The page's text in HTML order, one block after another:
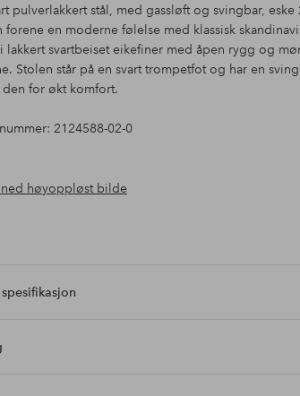
pulverlakkert stål, med gassløft og svingbar,
forene en moderne følelse med klassisk
lakkert svartbeiset eikefiner med åpen rygg og
Stolen står på en svart trompetfot og har en
for økt komfort.
2124588-02-0
ned høyoppløst bilde